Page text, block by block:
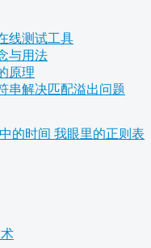
线测试工具
与用法
原理
串解决匹配溢出问题
的时间 我眼里的正则表